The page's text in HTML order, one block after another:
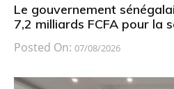
Le gouvernement
7,2 milliards FCFA pour la
Posted On: 07/08/2026